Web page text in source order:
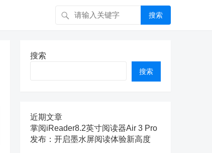
搜索
搜索
搜索
近期文章
掌阅iReader8.2英寸阅读器Air 3 Pro
发布：开启墨水屏阅读体验新高度